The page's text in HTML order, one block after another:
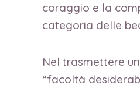
coraggio e la
categoria delle
Nel trasmettere
“facoltà